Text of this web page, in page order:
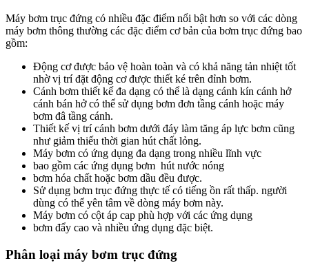
Máy bơm trục đứng có nhiều đặc điểm nổi bật hơn so với các dòng
máy bơm thông thường các đặc điểm cơ bản của bơm trục đứng bao
gồm:
Động cơ được bảo vệ hoàn toàn và có khả năng tản nhiệt tốt
nhờ vị trí đặt động cơ được thiết ké trên đỉnh bơm.
Cánh bơm thiết kế đa dạng có thể là dạng cánh kín cánh hở
cánh bán hở có thể sử dụng bơm đơn tầng cánh hoặc máy
bơm đâ tầng cánh.
Thiết kế vị trí cánh bơm dưới đáy làm tăng áp lực bơm cũng
như giảm thiếu thời gian hút chất lỏng.
Máy bơm có ứng dụng đa dạng trong nhiều lĩnh vực
bao gồm các ứng dụng bơm hút nước nóng
bơm hóa chất hoặc bơm dầu đều được.
Sử dụng bơm trục đứng thực tế có tiếng ồn rất thấp. người
dùng có thể yên tâm về dòng máy bơm này.
Máy bơm có cột áp cap phù hợp với các ứng dụng
bơm đẩy cao và nhiều ứng dụng đặc biệt.
Phân loại máy bơm trục đứng